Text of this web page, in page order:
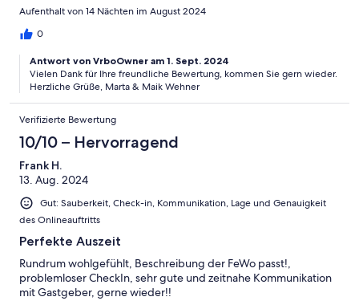
Aufenthalt von 14 Nächten im August 2024
0
Antwort von VrboOwner am 1. Sept. 2024
Vielen Dank für Ihre freundliche Bewertung, kommen Sie gern wieder.
Herzliche Grüße, Marta & Maik Wehner
Verifizierte Bewertung
10/10 – Hervorragend
Frank H.
13. Aug. 2024
Gut: Sauberkeit, Check-in, Kommunikation, Lage und Genauigkeit
des Onlineauftritts
Perfekte Auszeit
Rundrum wohlgefühlt, Beschreibung der FeWo passt!,
problemloser CheckIn, sehr gute und zeitnahe Kommunikation
mit Gastgeber, gerne wieder!!